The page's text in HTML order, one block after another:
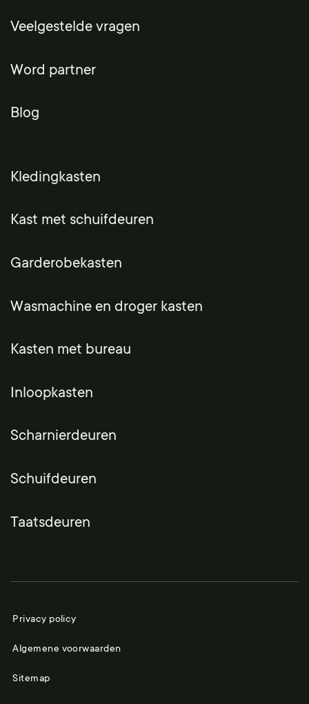
Veelgestelde vragen
Word partner
Blog
Kledingkasten
Kast met schuifdeuren
Garderobekasten
Wasmachine en droger kasten
Kasten met bureau
Inloopkasten
Scharnierdeuren
Schuifdeuren
Taatsdeuren
Privacy policy
Algemene voorwaarden
Sitemap